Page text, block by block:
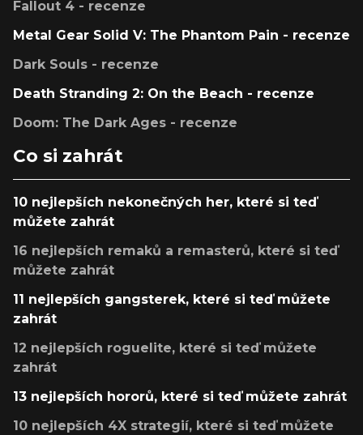
Fallout 4 - recenze
Metal Gear Solid V: The Phantom Pain - recenze
Dark Souls - recenze
Death Stranding 2: On the Beach - recenze
Doom: The Dark Ages - recenze
Co si zahrát
10 nejlepších nekonečných her, které si teď
můžete zahrát
16 nejlepších remaků a remasterů, které si teď
můžete zahrát
11 nejlepších gangsterek, které si teď můžete
zahrát
12 nejlepších roguelite, které si teď můžete
zahrát
13 nejlepších hororů, které si teď můžete zahrát
10 nejlepších 4X strategií, které si teď můžete